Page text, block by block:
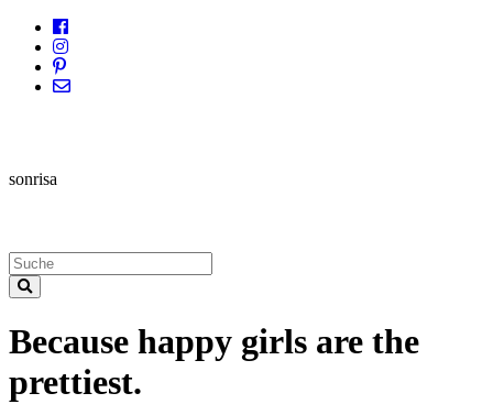
sonrisa
Because happy girls are the
prettiest.